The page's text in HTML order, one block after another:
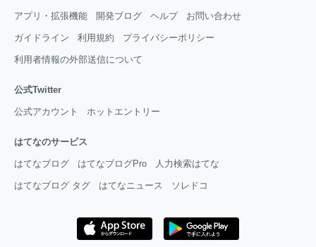
アプリ・拡張機能 開発ブログ ヘルプ お問い合わせ
ガイドライン 利用規約 プライバシーポリシー
利用者情報の外部送信について
公式Twitter
公式アカウント ホットエントリー
はてなのサービス
はてなブログ はてなブログPro 人力検索はてな
はてなブログ タグ はてなニュース ソレドコ